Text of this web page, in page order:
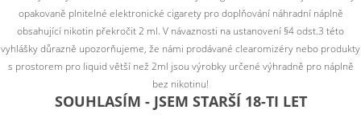
opakovaně plnitelné elektronické cigarety pro doplňování náhradní náplně
obsahující nikotin překročit 2 ml. V návaznosti na ustanovení §4 odst.3 této
vyhlášky důrazně upozorňujeme, že námi prodávané clearomizéry nebo produkty
s prostorem pro liquid větší než 2ml jsou výrobky určené výhradně pro náplně
bez nikotinu!
SOUHLASÍM - JSEM STARŠÍ 18-TI LET